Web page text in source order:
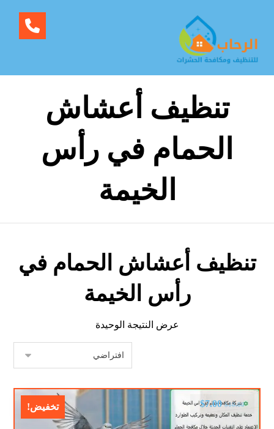
تنظيف أعشاش
الحمام في رأس
الخيمة
تنظيف أعشاش الحمام في
رأس الخيمة
عرض النتيجة الوحيدة
تخفيض! $10.00
$7.00